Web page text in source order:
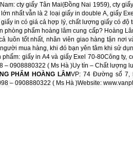
cty giấy Tân Mai(Đồng Nai 1959), cty
nhất vẫn là 2 loại giấy in double A, giấy
in có giá cả hợp lý, chất lượng giấy có
phẩm hoàng lâm cung cấp? Hoàng
luôn tốt nhất, nhân viên giao hàng tận nơi
mua hàng, khi đó bạn yên tâm khi sử
giấy in A4 và giấy Exel 70-80Công
– 0908880322 ( Ms Hà )Uy tín – Chất lượng
PHẨM HOÀNG LÂMVP: 74 Đường số 7,
– 0908880322 ( Ms Hà )Website: